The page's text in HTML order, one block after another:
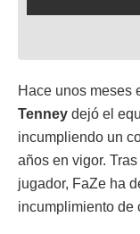
Hace unos meses
Tenney dejó el
incumpliendo un
años en vigor.
jugador, FaZe ha
incumplimiento de